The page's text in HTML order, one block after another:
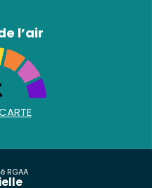
l’air
RGAA